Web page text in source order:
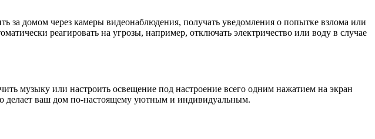
домом через камеры видеонаблюдения, получать уведомления о попытке взлома или
реагировать на угрозы, например, отключать электричество или воду в случае
музыку или настроить освещение под настроение всего одним нажатием на экран
делает ваш дом по-настоящему уютным и индивидуальным.